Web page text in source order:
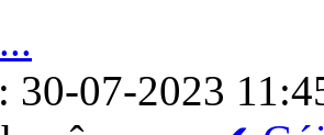
30-07-2023